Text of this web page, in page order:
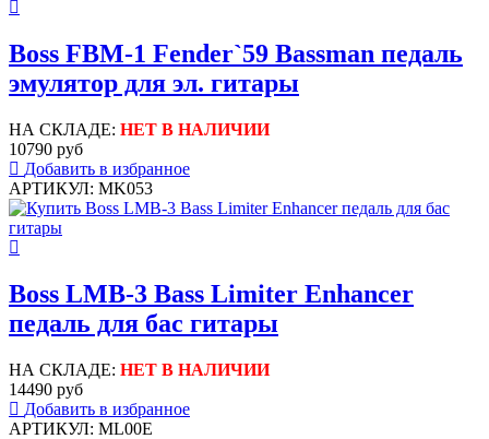
Boss FBM-1 Fender`59 Bassman педаль
эмулятор для эл. гитары
НА СКЛАДЕ: НЕТ В НАЛИЧИИ
10790 руб
Добавить в избранное
АРТИКУЛ: MK053
Boss LMB-3 Bass Limiter Enhancer
педаль для бас гитары
НА СКЛАДЕ: НЕТ В НАЛИЧИИ
14490 руб
Добавить в избранное
АРТИКУЛ: ML00E